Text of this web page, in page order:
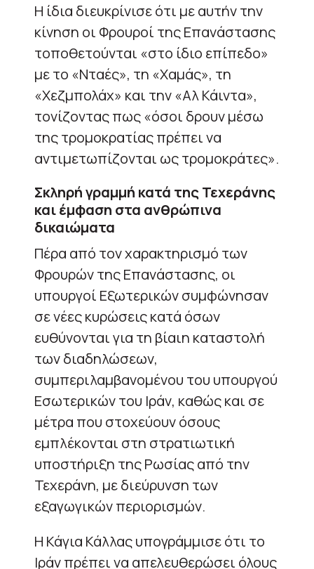
Η ίδια διευκρίνισε ότι με αυτήν την
κίνηση οι Φρουροί της Επανάστασης
τοποθετούνται «στο ίδιο επίπεδο»
με το «Νταές», τη «Χαμάς», τη
«Χεζμπολάχ» και την «Αλ Κάιντα»,
τονίζοντας πως «όσοι δρουν μέσω
της τρομοκρατίας πρέπει να
αντιμετωπίζονται ως τρομοκράτες».
Σκληρή γραμμή κατά της Τεχεράνης
και έμφαση στα ανθρώπινα
δικαιώματα
Πέρα από τον χαρακτηρισμό των
Φρουρών της Επανάστασης, οι
υπουργοί Εξωτερικών συμφώνησαν
σε νέες κυρώσεις κατά όσων
ευθύνονται για τη βίαιη καταστολή
των διαδηλώσεων,
συμπεριλαμβανομένου του υπουργού
Εσωτερικών του Ιράν, καθώς και σε
μέτρα που στοχεύουν όσους
εμπλέκονται στη στρατιωτική
υποστήριξη της Ρωσίας από την
Τεχεράνη, με διεύρυνση των
εξαγωγικών περιορισμών.
Η Κάγια Κάλλας υπογράμμισε ότι το
Ιράν πρέπει να απελευθερώσει όλους